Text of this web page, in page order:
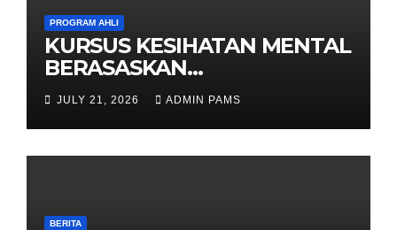
PROGRAM AHLI
KURSUS KESIHATAN MENTAL
BERASASKAN
HYPNOTHERAPY GERAN
OLEH KPWKKK SARAWAK
JULY 21, 2026 ADMIN PAMS
BERITA